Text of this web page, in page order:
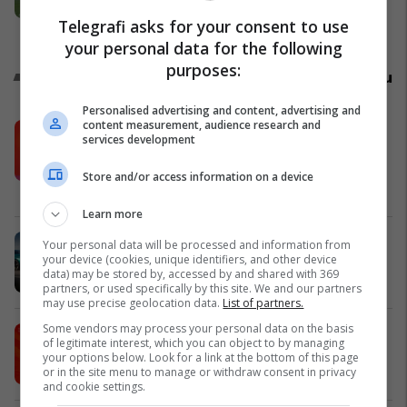
Ndërkombëtare
Reklamo këtu
Këtë herë me kartelë gërvishtëse
plotësisht digjitale dhe mbi 40 mijë
shpërblime instant!
Zgjidhni një nga katër modelet tuaja
të preferuara Peugeot
Peugot Kosova
IPKO vazhdon partneritetin me
Sunny Hill Festival 2026
IPKO
Telegrafi asks for your consent to use
your personal data for the following
purposes:
Personalised advertising and content, advertising and
content measurement, audience research and
services development
Store and/or access information on a device
Learn more
Your personal data will be processed and information from
your device (cookies, unique identifiers, and other device
data) may be stored by, accessed by and shared with 369
partners, or used specifically by this site. We and our partners
may use precise geolocation data. List of partners.
Some vendors may process your personal data on the basis
of legitimate interest, which you can object to by managing
your options below. Look for a link at the bottom of this page
or in the site menu to manage or withdraw consent in privacy
and cookie settings.